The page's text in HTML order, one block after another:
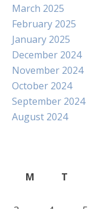
March 2025
February 2025
January 2025
December 2024
November 2024
October 2024
September 2024
August 2024
M
T